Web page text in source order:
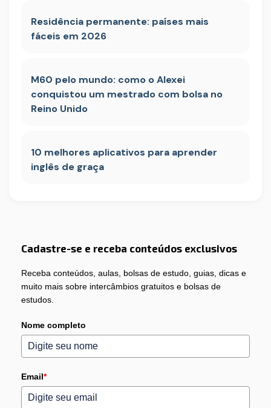
Residência permanente: países mais
fáceis em 2026
M60 pelo mundo: como o Alexei
conquistou um mestrado com bolsa no
Reino Unido
10 melhores aplicativos para aprender
inglês de graça
Cadastre-se e receba conteúdos exclusivos
Receba conteúdos, aulas, bolsas de estudo, guias, dicas e
muito mais sobre intercâmbios gratuitos e bolsas de
estudos.
Nome completo
Email*